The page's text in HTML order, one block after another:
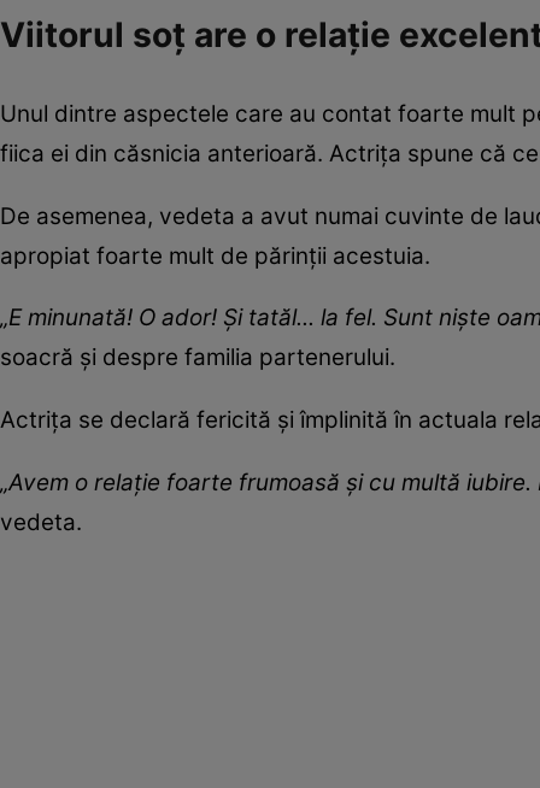
Viitorul soț are o relație
Unul dintre aspectele care au contat foarte mult
fiica ei din căsnicia anterioară. Actrița spune că
De asemenea, vedeta a avut numai cuvinte de
apropiat foarte mult de părinții acestuia.
„E minunată! O ador! Și tatăl... la fel. Sunt niște
soacră și despre familia partenerului.
Actrița se declară fericită și împlinită în actuala
„Avem o relație foarte frumoasă și cu multă
vedeta.